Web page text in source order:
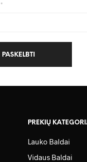
*
PREKIŲ
Lauko Baldai
Vidaus Baldai